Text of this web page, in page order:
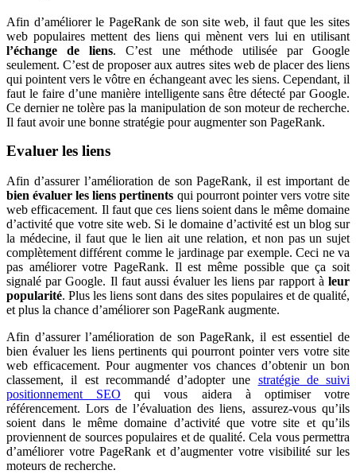
Afin d’améliorer le PageRank de son site web, il faut que les sites
web populaires mettent des liens qui mènent vers lui en utilisant
l’échange de liens. C’est une méthode utilisée par Google
seulement. C’est de proposer aux autres sites web de placer des liens
qui pointent vers le vôtre en échangeant avec les siens. Cependant, il
faut le faire d’une manière intelligente sans être détecté par Google.
Ce dernier ne tolère pas la manipulation de son moteur de recherche.
Il faut avoir une bonne stratégie pour augmenter son PageRank.
Evaluer les liens
Afin d’assurer l’amélioration de son PageRank, il est important de
bien évaluer les liens pertinents qui pourront pointer vers votre site
web efficacement. Il faut que ces liens soient dans le même domaine
d’activité que votre site web. Si le domaine d’activité est un blog sur
la médecine, il faut que le lien ait une relation, et non pas un sujet
complètement différent comme le jardinage par exemple. Ceci ne va
pas améliorer votre PageRank. Il est même possible que ça soit
signalé par Google. Il faut aussi évaluer les liens par rapport à leur
popularité. Plus les liens sont dans des sites populaires et de qualité,
et plus la chance d’améliorer son PageRank augmente.
Afin d’assurer l’amélioration de son PageRank, il est essentiel de
bien évaluer les liens pertinents qui pourront pointer vers votre site
web efficacement. Pour augmenter vos chances d’obtenir un bon
classement, il est recommandé d’adopter une stratégie de suivi
positionnement SEO qui vous aidera à optimiser votre
référencement. Lors de l’évaluation des liens, assurez-vous qu’ils
soient dans le même domaine d’activité que votre site et qu’ils
proviennent de sources populaires et de qualité. Cela vous permettra
d’améliorer votre PageRank et d’augmenter votre visibilité sur les
moteurs de recherche.